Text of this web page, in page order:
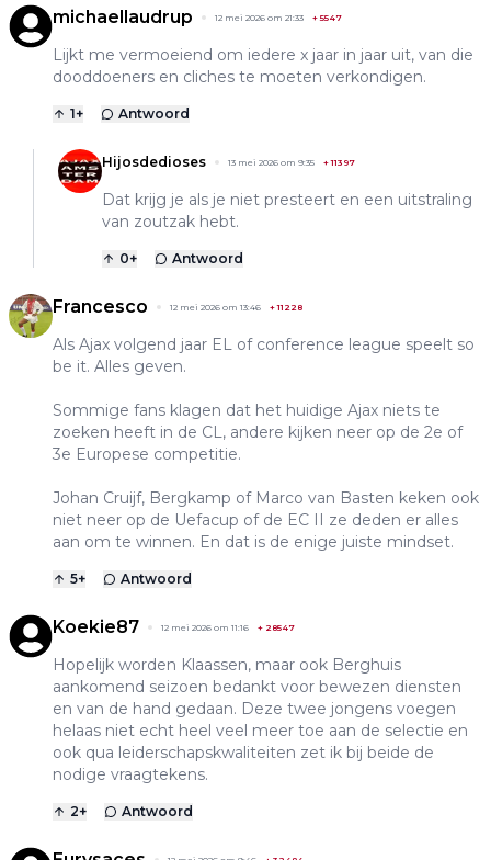
michaellaudrup 12 mei 2026 om 21:33 +5547
Lijkt me vermoeiend om iedere x jaar in jaar uit, van die
dooddoeners en cliches te moeten verkondigen.
1+ Antwoord
Hijosdedioses 13 mei 2026 om 9:35 +11397
Dat krijg je als je niet presteert en een uitstraling
van zoutzak hebt.
0+ Antwoord
Francesco 12 mei 2026 om 13:46 +11228
Als Ajax volgend jaar EL of conference league speelt so
be it. Alles geven.
Sommige fans klagen dat het huidige Ajax niets te
zoeken heeft in de CL, andere kijken neer op de 2e of
3e Europese competitie.
Johan Cruijf, Bergkamp of Marco van Basten keken ook
niet neer op de Uefacup of de EC II ze deden er alles
aan om te winnen. En dat is de enige juiste mindset.
5+ Antwoord
Koekie87 12 mei 2026 om 11:16 + 28547
Hopelijk worden Klaassen, maar ook Berghuis
aankomend seizoen bedankt voor bewezen diensten
en van de hand gedaan. Deze twee jongens voegen
helaas niet echt heel veel meer toe aan de selectie en
ook qua leiderschapskwaliteiten zet ik bij beide de
nodige vraagtekens.
2+ Antwoord